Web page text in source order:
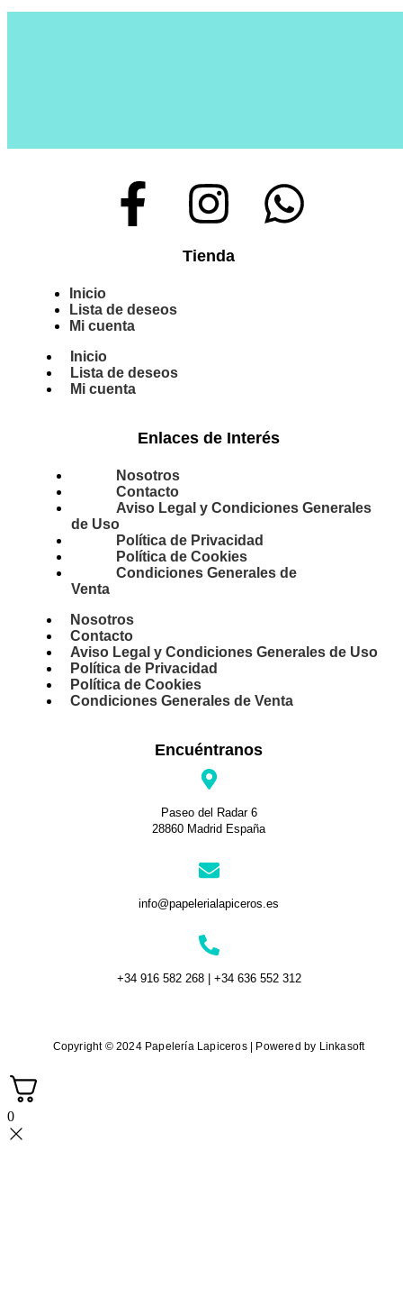
Tienda
Inicio
Lista de deseos
Mi cuenta
Inicio
Lista de deseos
Mi cuenta
Enlaces de Interés
Nosotros
Contacto
Aviso Legal y Condiciones Generales
de Uso
Política de Privacidad
Política de Cookies
Condiciones Generales de
Venta
Nosotros
Contacto
Aviso Legal y Condiciones Generales de Uso
Política de Privacidad
Política de Cookies
Condiciones Generales de Venta
Encuéntranos
Paseo del Radar 6
28860 Madrid España
info@papelerialapiceros.es
+34 916 582 268 | +34 636 552 312
Copyright © 2024 Papelería Lapiceros | Powered by Linkasoft
0